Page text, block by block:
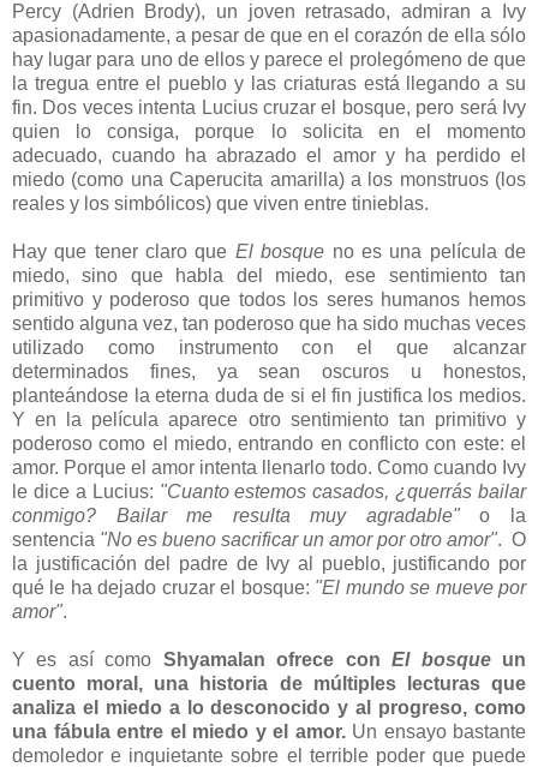
Percy (Adrien Brody), un joven retrasado, admiran a Ivy
apasionadamente, a pesar de que en el corazón de ella sólo
hay lugar para uno de ellos y parece el prolegómeno de que
la tregua entre el pueblo y las criaturas está llegando a su
fin. Dos veces intenta Lucius cruzar el bosque, pero será Ivy
quien lo consiga, porque lo solicita en el momento
adecuado, cuando ha abrazado el amor y ha perdido el
miedo (como una Caperucita amarilla) a los monstruos (los
reales y los simbólicos) que viven entre tinieblas.
Hay que tener claro que El bosque no es una película de
miedo, sino que habla del miedo, ese sentimiento tan
primitivo y poderoso que todos los seres humanos hemos
sentido alguna vez, tan poderoso que ha sido muchas veces
utilizado como instrumento con el que alcanzar
determinados fines, ya sean oscuros u honestos,
planteándose la eterna duda de si el fin justifica los medios.
Y en la película aparece otro sentimiento tan primitivo y
poderoso como el miedo, entrando en conflicto con este: el
amor. Porque el amor intenta llenarlo todo. Como cuando Ivy
le dice a Lucius: "Cuanto estemos casados, ¿querrás bailar
conmigo? Bailar me resulta muy agradable"o la
sentencia "No es bueno sacrificar un amor por otro amor". O
la justificación del padre de Ivy al pueblo, justificando por
qué le ha dejado cruzar el bosque: "El mundo se mueve por
amor".
Y es así como Shyamalan ofrece conEl bosque un
cuento moral, una historia de múltiples lecturas que
analiza el miedo a lo desconocido y al progreso, como
una fábula entre el miedo y el amor.Un ensayo bastante
demoledor e inquietante sobre el terrible poder que puede